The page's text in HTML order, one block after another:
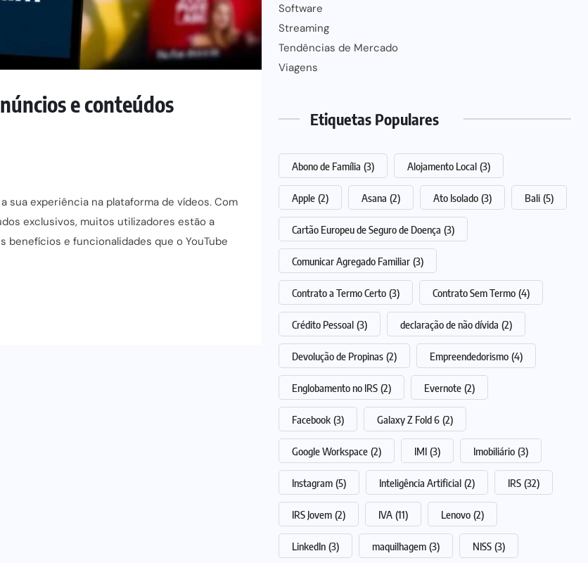
e conteúdos
sua experiência na plataforma de vídeos. Com
exclusivos, muitos utilizadores estão a
e funcionalidades que o YouTube
Software
Streaming
Tendências de Mercado
Viagens
Etiquetas Populares
Abono de Família (3) Alojamento Local (3)
Apple (2) Asana (2) Ato Isolado (3) Bali (5)
Cartão Europeu de Seguro de Doença (3)
Comunicar Agregado Familiar (3)
Contrato a Termo Certo (3) Contrato Sem Termo (4)
Crédito Pessoal (3) declaração de não dívida (2)
Devolução de Propinas (2) Empreendedorismo (4)
Englobamento no IRS (2) Evernote (2)
Facebook (3) Galaxy Z Fold 6 (2)
Google Workspace (2) IMI (3) Imobiliário (3)
Instagram (5) Inteligência Artificial (2) IRS (32)
IRS Jovem (2) IVA (11) Lenovo (2)
LinkedIn (3) maquilhagem (3) NISS (3)